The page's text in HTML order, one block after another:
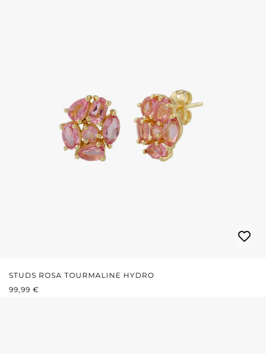
STUDS ROSA TOURMALINE HYDRO
PRIX RÉGULIER :
99,99 €